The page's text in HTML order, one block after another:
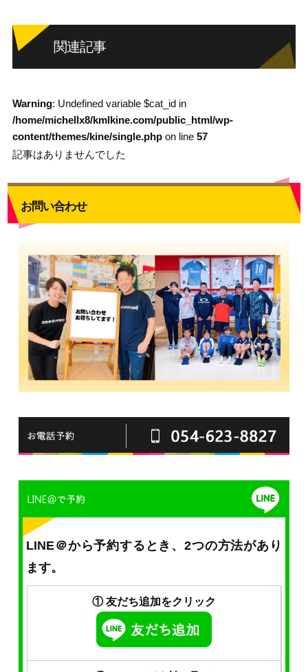
関連記事
Warning: Undefined variable $cat_id in
/home/michellx8/kmlkine.com/public_html/wp-
content/themes/kine/single.phpon line 57
記事はありませんでした
お問い合わせ
LINE＠から予約するとき、2つの方法があり
ます。
① 友だち追加をクリック